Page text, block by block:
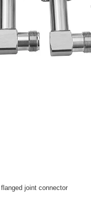
90 degree flanged joint connector